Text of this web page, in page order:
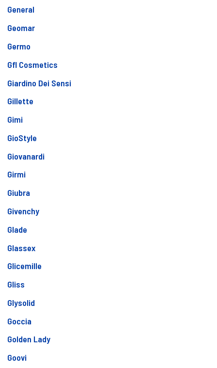
General
Geomar
Germo
Gfl Cosmetics
Giardino Dei Sensi
Gillette
Gimi
GioStyle
Giovanardi
Girmi
Giubra
Givenchy
Glade
Glassex
Glicemille
Gliss
Glysolid
Goccia
Golden Lady
Goovi